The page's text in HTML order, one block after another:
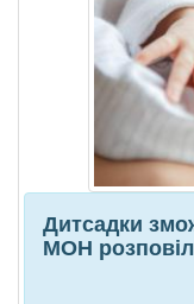
Дитсадки
МОН